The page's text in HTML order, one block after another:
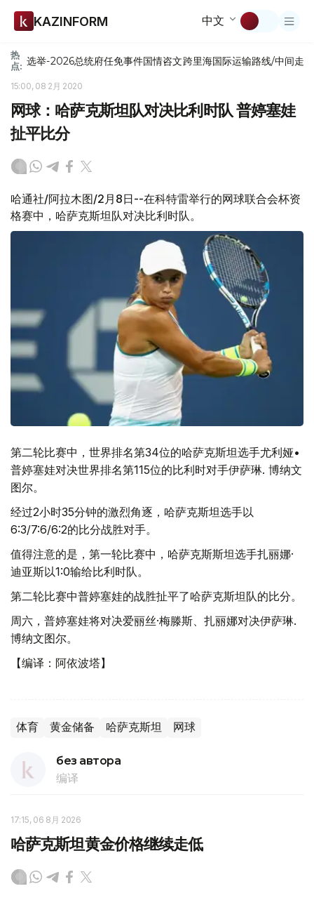
KAZINFORM 中文
热
点: 选举-2026总统府任免事件国情咨文跨里海国际运输路线/中间走廊
15:00, 08 2月 2020
网球：哈萨克斯坦队对决比利时队 普婷塞娃
扯平比分
哈通社/阿拉木图/2月8日--在科特雷举行的网球联合会杯资
格赛中，哈萨克斯坦队对决比利时队。
第二轮比赛中，世界排名第34位的哈萨克斯坦选手尤利娅•
普婷塞娃对决世界排名第115位的比利时对手伊萨琳. 博纳文
图尔。
经过2小时35分钟的激烈角逐，哈萨克斯坦选手以
6:3/7:6/6:2的比分战胜对手。
值得注意的是，第一轮比赛中，哈萨克斯斯坦选手扎丽娜·
迪亚斯以1:0输给比利时队。
第二轮比赛中普婷塞娃的战胜扯平了哈萨克斯坦队的比分。
周六，普婷塞娃将对决爱丽丝·梅滕斯、扎丽娜对决伊萨琳.
博纳文图尔。
【编译：阿依波塔】
体育 黄金储备 哈萨克斯坦 网球
без автора
编译
17:15, 06 8月 2026
哈萨克斯坦黄金价格继续走低